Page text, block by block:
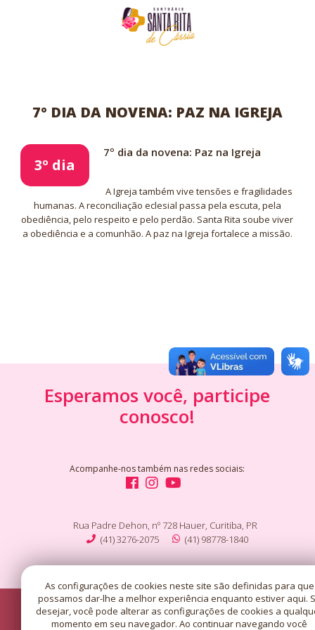
As configurações de cookies neste site são definidas para que
possamos dar-lhe a melhor experiência enquanto estiver aqui.
desejar, você pode alterar as configurações de cookies a
momento em seu navegador. Ao continuar navegando você
7º DIA DA NOVENA: PAZ NA IGREJA
3º dia
7º dia da novena: Paz na Igreja
A Igreja também vive tensões e fragilidades
humanas. A reconciliação eclesial passa pela escuta, pela
obediência, pelo respeito e pelo perdão. Santa Rita soube viver
a obediência e a comunhão. A paz na Igreja fortalece a missão.
Esperamos você, participe
conosco!
Acompanhe-nos também nas redes sociais:
Rua Padre Dehon, nº 728 Hauer, Curitiba, PR
(41) 3276-2075
(41) 98778-1840
Copyright © 2026 - Santuário Santa Rita de Cássia - Curitiba/PR.